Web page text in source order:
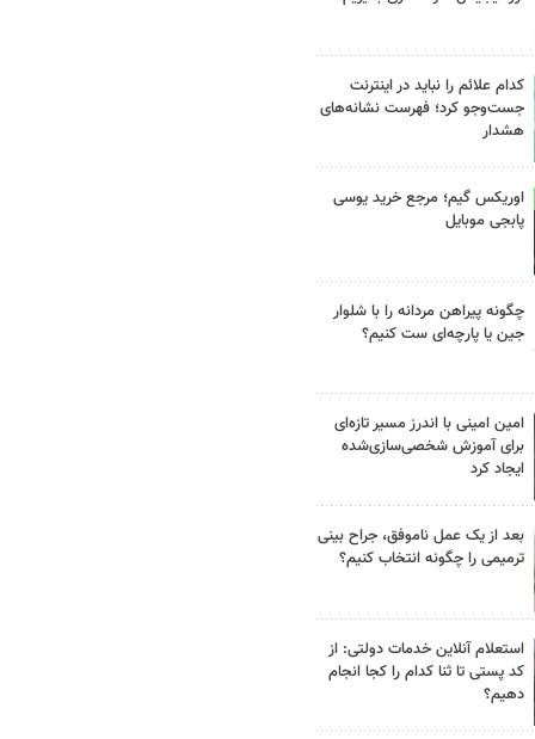
کدام علائم را نباید در اینترنت
جست‌وجو کرد؛ فهرست نشانه‌های
هشدار
اوریکس گیم؛ مرجع خرید یوسی
پابجی موبایل
چگونه پیراهن مردانه را با شلوار
جین یا پارچه‌ای ست کنیم؟
امین امینی با اندرز مسیر تازه‌ای
برای آموزش شخصی‌سازی‌شده
ایجاد کرد
بعد از یک عمل ناموفق، جراح بینی
ترمیمی را چگونه انتخاب کنیم؟
استعلام آنلاین خدمات دولتی: از
کد پستی تا ثنا کدام را کجا انجام
دهیم؟